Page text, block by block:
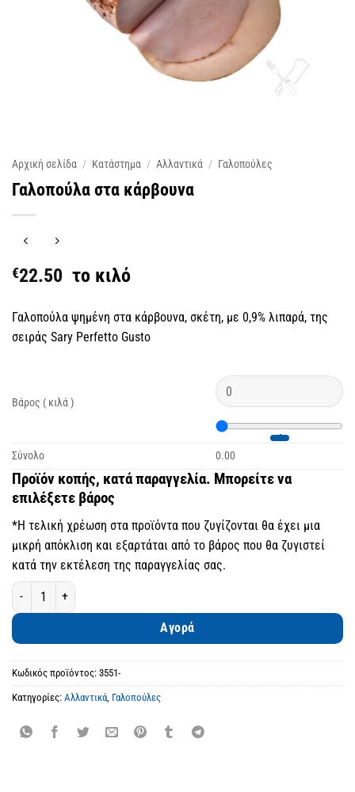
Αρχική σελίδα / Κατάστημα / Αλλαντικά / Γαλοπούλες
Γαλοπούλα στα κάρβουνα
€22.50 το κιλό
Γαλοπούλα ψημένη στα κάρβουνα, σκέτη, με 0,9% λιπαρά, της
σειράς Sary Perfetto Gusto
Βάρος ( κιλά )
Σύνολο 0.00
Προϊόν κοπής, κατά παραγγελία. Μπορείτε να
επιλέξετε βάρος
*Η τελική χρέωση στα προϊόντα που ζυγίζονται θα έχει μια
μικρή απόκλιση και εξαρτάται από το βάρος που θα ζυγιστεί
κατά την εκτέλεση της παραγγελίας σας.
Γαλοπούλα στα κάρβουνα ποσότητα
Αγορά
Κωδικός προϊόντος: 3551-
Κατηγορίες: Αλλαντικά Γαλοπούλες